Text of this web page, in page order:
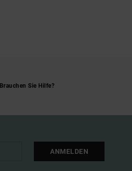
Brauchen Sie Hilfe?
ANMELDEN